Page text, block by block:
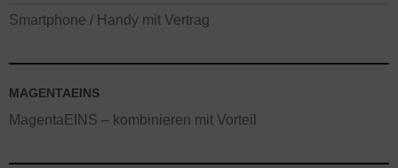
Smartphone / Handy mit Vertrag
MAGENTAEINS
MagentaEINS – kombinieren mit Vorteil